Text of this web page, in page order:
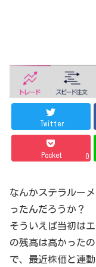
Twitter
Pocket 0
なんかステラルー
ったんだろうか？
そういえば当初は
の残高は高かった
で、最近株価と連